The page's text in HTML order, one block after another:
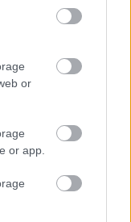
or
or app.